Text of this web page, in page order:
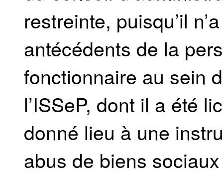
restreinte, puisqu’il
antécédents de la
fonctionnaire au sein
l’ISSeP, dont il a été
donné lieu à une
abus de biens